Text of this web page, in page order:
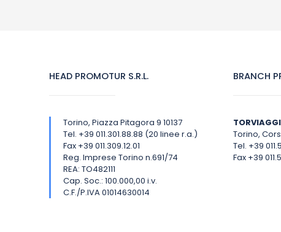
HEAD PROMOTUR S.R.L.
Torino, Piazza Pitagora 9 10137
Tel. +39 011.301.88.88 (20 linee r.a.)
Fax +39 011.309.12.01
Reg. Imprese Torino n.691/74
REA: TO482111
Cap. Soc.: 100.000,00 i.v.
C.F./P.IVA 01014630014
BRANCH
TORVIAGGI
Torino,
Tel. +39
Fax +39